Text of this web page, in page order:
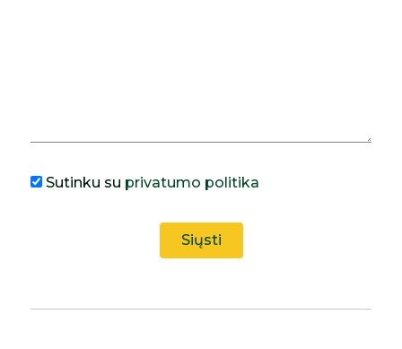
Sutinku su privatumo politika